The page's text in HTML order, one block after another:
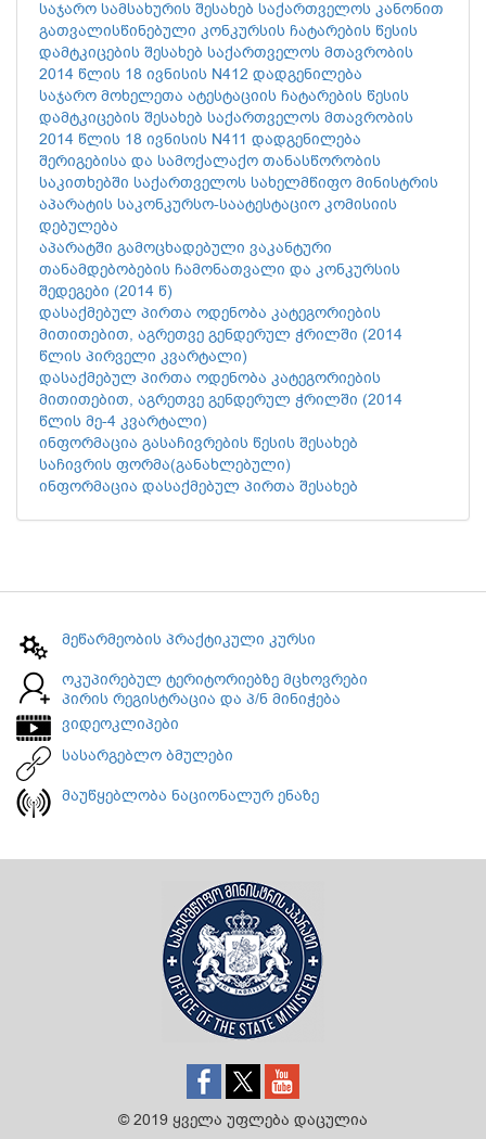
საჯარო სამსახურის შესახებ საქართველოს კანონით
გათვალისწინებული კონკურსის ჩატარების წესის
დამტკიცების შესახებ საქართველოს მთავრობის
2014 წლის 18 ივნისის N412 დადგენილება
საჯარო მოხელეთა ატესტაციის ჩატარების წესის
დამტკიცების შესახებ საქართველოს მთავრობის
2014 წლის 18 ივნისის N411 დადგენილება
შერიგებისა და სამოქალაქო თანასწორობის
საკითხებში საქართველოს სახელმწიფო მინისტრის
აპარატის საკონკურსო-საატესტაციო კომისიის
დებულება
აპარატში გამოცხადებული ვაკანტური
თანამდებობების ჩამონათვალი და კონკურსის
შედეგები (2014 წ)
დასაქმებულ პირთა ოდენობა კატეგორიების
მითითებით, აგრეთვე გენდერულ ჭრილში (2014
წლის პირველი კვარტალი)
დასაქმებულ პირთა ოდენობა კატეგორიების
მითითებით, აგრეთვე გენდერულ ჭრილში (2014
წლის მე-4 კვარტალი)
ინფორმაცია გასაჩივრების წესის შესახებ
საჩივრის ფორმა(განახლებული)
ინფორმაცია დასაქმებულ პირთა შესახებ
მეწარმეობის პრაქტიკული კურსი
ოკუპირებულ ტერიტორიებზე მცხოვრები
პირის რეგისტრაცია და პ/ნ მინიჭება
ვიდეოკლიპები
სასარგებლო ბმულები
მაუწყებლობა ნაციონალურ ენაზე
© 2019 ყველა უფლება დაცულია